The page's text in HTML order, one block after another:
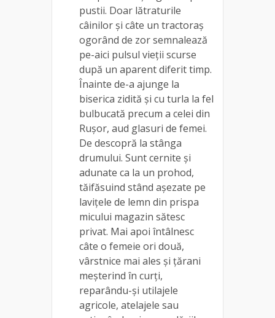
pustii. Doar lătraturile
câinilor și câte un tractoraș
ogorând de zor semnalează
pe-aici pulsul vieții scurse
după un aparent diferit timp.
Înainte de-a ajunge la
biserica zidită și cu turla la fel
bulbucată precum a celei din
Rușor, aud glasuri de femei.
De descopră la stânga
drumului. Sunt cernite și
adunate ca la un prohod,
tăifăsuind stând așezate pe
lavițele de lemn din prispa
micului magazin sătesc
privat. Mai apoi întâlnesc
câte o femeie ori două,
vârstnice mai ales și țărani
meșterind în curți,
reparându-și utilajele
agricole, atelajele sau